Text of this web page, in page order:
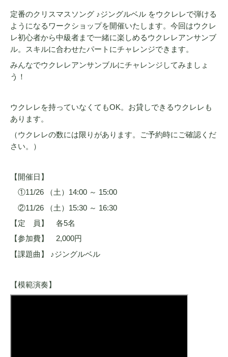
定番のクリスマスソング ♪ジングルベル をウクレレで弾ける
ようになるワークショップを開催いたします。今回はウクレ
レ初心者から中級者まで一緒に楽しめるウクレレアンサンブ
ル。スキルに合わせたパートにチャレンジできます。
みんなでウクレレアンサンブルにチャレンジしてみましょ
う！
ウクレレを持っていなくてもOK。お貸しできるウクレレも
あります。
（ウクレレの数には限りがあります。ご予約時にご確認くだ
さい。）
【開催日】
①11/26 （土）14:00 ～ 15:00
②11/26 （土）15:30 ～ 16:30
【定 員】 各5名
【参加費】 2,000円
【課題曲】 ♪ジングルベル
【模範演奏】